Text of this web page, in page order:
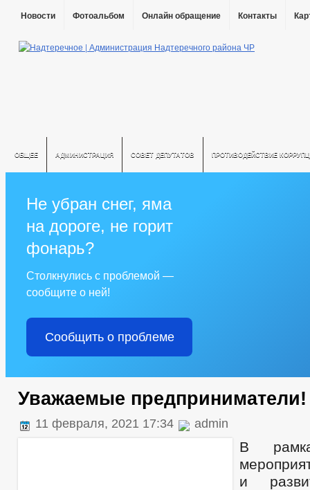
Новости Фотоальбом Онлайн обращение Контакты
ОБЩЕЕ АДМИНИСТРАЦИЯ СОВЕТ ДЕПУТАТОВ ПРОТИВОДЕЙСТВИЕ
Не убран снег, яма
на дороге, не горит
фонарь?
Столкнулись с проблемой —
сообщите о ней!
Сообщить о проблеме
Уважаемые предприниматели!
11 февраля, 2021 17:34 admin
В
и